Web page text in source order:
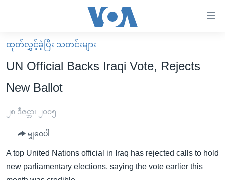
လွယ်ကူ
စေ
သည့်
များ
မူလစာမျက်နှာ
မြန်မာ
ကမ္ဘာ့သတင်းများ
နိုင်ငံတကာ
ဗွီဒီယို
ရပ်ဝန်းတခု လမ်းတခု အလွန်
ထုတ်လွှင့်ခဲ့ပြီး သတင်းများ
UN Official Backs Iraqi Vote, Rejects
New Ballot
၂၈ ဒီဇင္ဘာ၊ ၂၀၀၅
မျှဝေပါ
A top United Nations official in Iraq has rejected calls to hold
new parliamentary elections, saying the vote earlier this